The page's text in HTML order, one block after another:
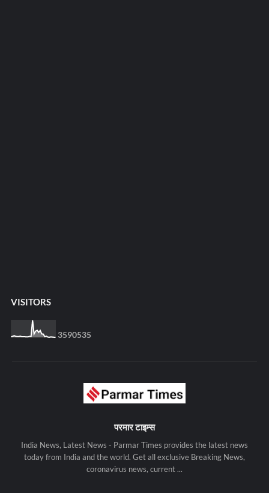
VISITORS
3590535
परमार टाइम्स
India News, Latest News - Parmar Times provides the latest news
today from India and the world. Get all exclusive Breaking News,
coronavirus news, current ...